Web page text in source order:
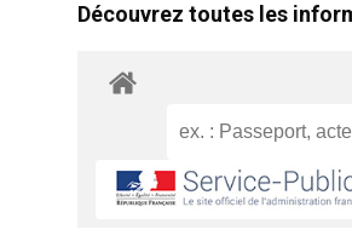
Découvrez toutes les